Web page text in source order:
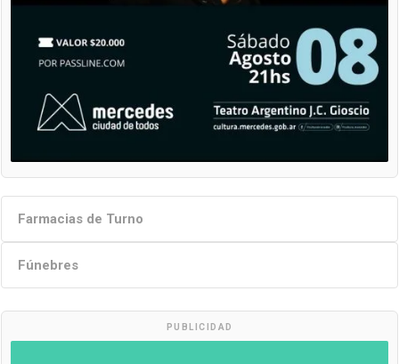
Farmacias de Turno
Fúnebres
PUBLICIDAD